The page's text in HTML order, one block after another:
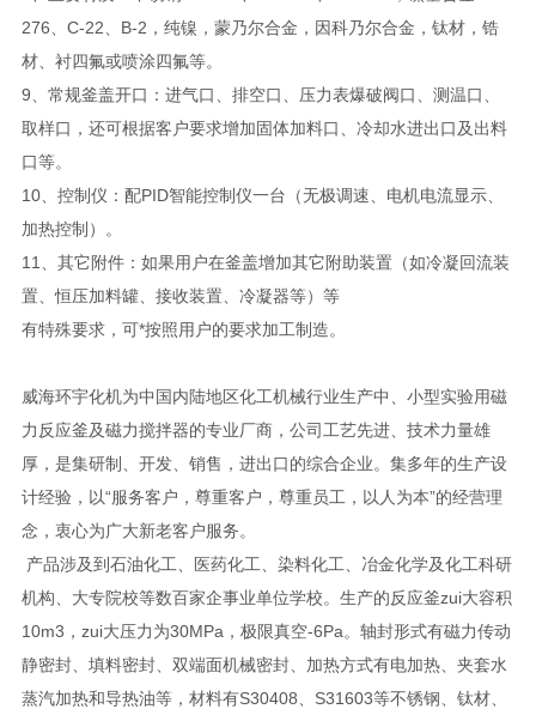
276、C-22、B-2，纯镍，蒙乃尔合金，因科乃尔合金，钛材，锆
材、衬四氟或喷涂四氟等。
9、常规釜盖开口：进气口、排空口、压力表爆破阀口、测温口、
取样口，还可根据客户要求增加固体加料口、冷却水进出口及出料
口等。
10、控制仪：配PID智能控制仪一台（无极调速、电机电流显示、
加热控制）。
11、其它附件：如果用户在釜盖增加其它附助装置（如冷凝回流装
置、恒压加料罐、接收装置、冷凝器等）等
有特殊要求，可*按照用户的要求加工制造。
威海环宇化机为中国内陆地区化工机械行业生产中、小型实验用磁
力反应釜及磁力搅拌器的专业厂商，公司工艺先进、技术力量雄
厚，是集研制、开发、销售，进出口的综合企业。集多年的生产设
计经验，以“服务客户，尊重客户，尊重员工，以人为本”的经营理
念，衷心为广大新老客户服务。
产品涉及到石油化工、医药化工、染料化工、冶金化学及化工科研
机构、大专院校等数百家企事业单位学校。生产的反应釜zui大容积
10m3，zui大压力为30MPa，极限真空-6Pa。轴封形式有磁力传动
静密封、填料密封、双端面机械密封、加热方式有电加热、夹套水
蒸汽加热和导热油等，材料有S30408、S31603等不锈钢、钛材、